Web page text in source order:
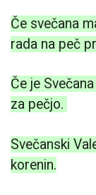
Če svečana
rada na peč
Če je
za pečjo.
Svečanski
korenin.